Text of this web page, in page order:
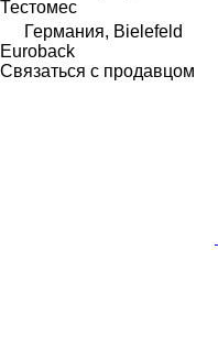
Тестомес
Германия, Bielefeld
Euroback
Связаться с продавцом